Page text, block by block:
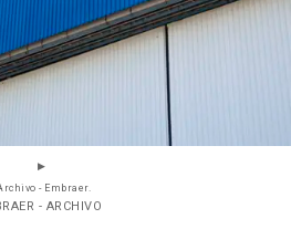
- Embraer.
- ARCHIVO